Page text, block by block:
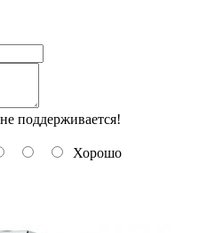
поддерживается!
Хорошо